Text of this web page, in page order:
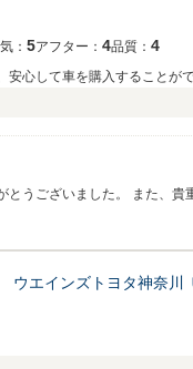
： 5アフター： 4品質： 4
心して車を購入することが
うございました。 また、
ございました。 今後ともど
ウエインズトヨタ神奈川